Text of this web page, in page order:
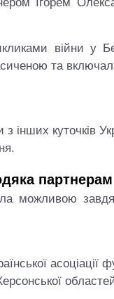
війни у
та
з інших куточків
партнерам
можливою
асоціації